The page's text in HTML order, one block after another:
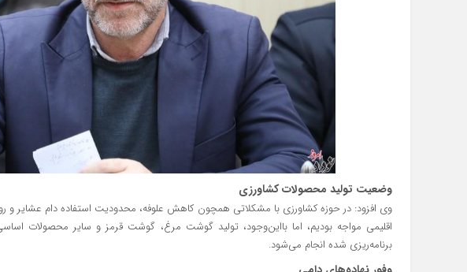
وضعیت تولید محصولات کشاورزی
وی افزود: در حوزه کشاورزی با مشکلاتی همچون کاهش علوفه، محدودیت استفاده دام عشایر و
اقلیمی مواجه بودیم، اما بااین‌وجود، تولید گوشت مرغ، گوشت قرمز و سایر محصولات
برنامه‌ریزی شده انجام می‌شود.